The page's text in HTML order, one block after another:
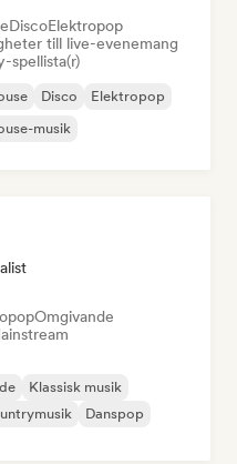
DiscoElektropop
till live-evenemang
spellista(r)
Disco
Elektropop
musik
Omgivande
Klassisk musik
Danspop